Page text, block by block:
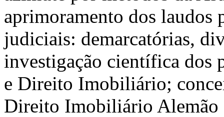
aprimoramento dos laudos
judiciais: demarcatórias,
investigação científica dos
e Direito Imobiliário;
Direito Imobiliário Alemão